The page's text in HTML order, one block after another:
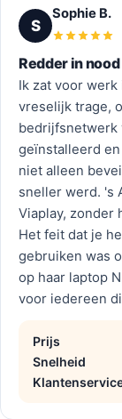
S
Sophie B.
Redder in
Ik zat voor werk
vreselijk trage,
bedrijfsnetwerk
geïnstalleerd
niet alleen
sneller werd. 's
Viaplay, zonder
Het feit dat je
gebruiken was
op haar laptop
voor iedereen
Prijs
Snelheid